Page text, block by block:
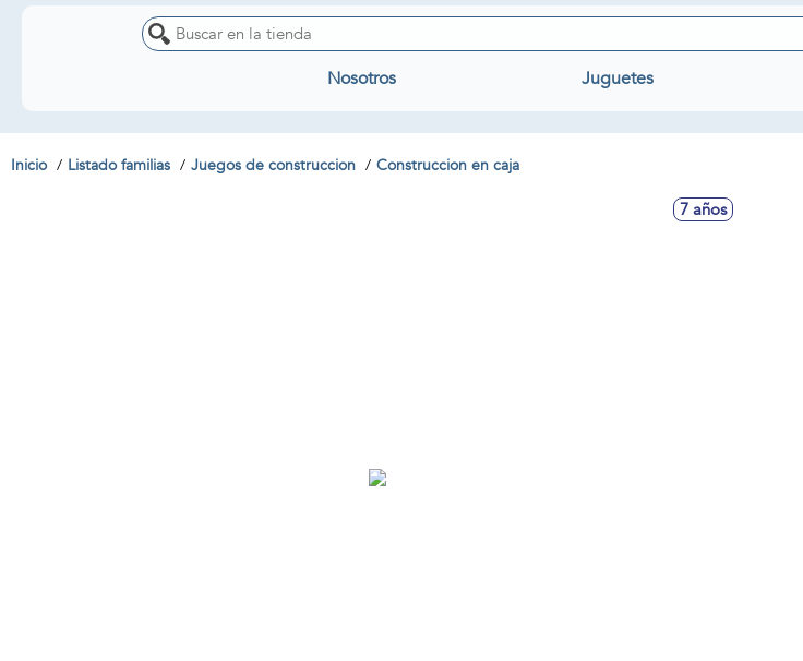
Nosotros Juguetes
Inicio Listado familias Juegos de construccion Construccion en caja
7 años